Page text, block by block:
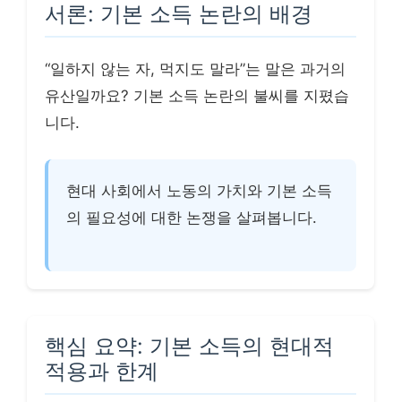
서론: 기본 소득 논란의 배경
“일하지 않는 자, 먹지도 말라”는 말은 과거의
유산일까요? 기본 소득 논란의 불씨를 지폈습
니다.
현대 사회에서 노동의 가치와 기본 소득
의 필요성에 대한 논쟁을 살펴봅니다.
핵심 요약: 기본 소득의 현대적
적용과 한계